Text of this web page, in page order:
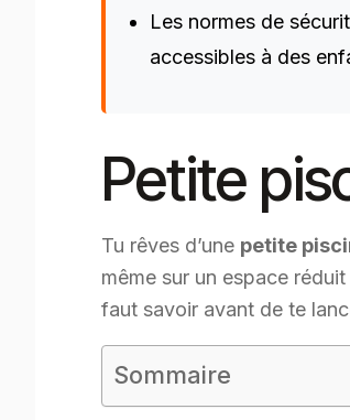
Les normes de
accessibles à des
Petite
Tu rêves d’une petite
même sur un espace
faut savoir avant de te
Sommaire